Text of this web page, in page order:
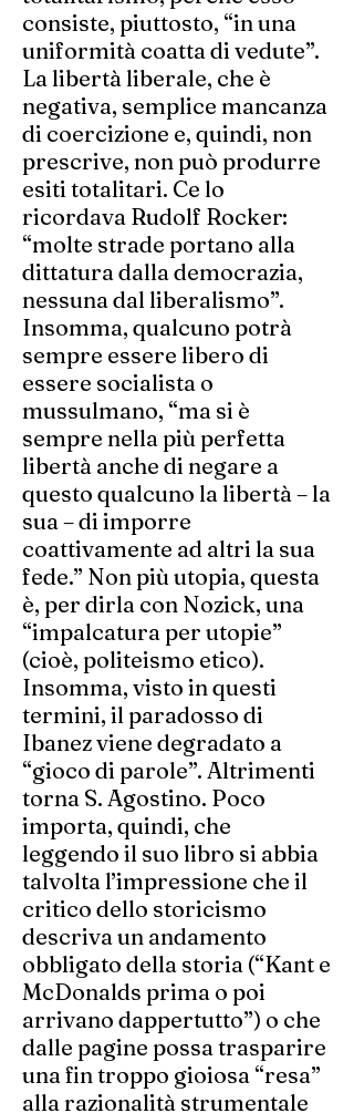
consiste, piuttosto, “in una
uniformità coatta di vedute”.
La libertà liberale, che è
negativa, semplice mancanza
di coercizione e, quindi, non
prescrive, non può produrre
esiti totalitari. Ce lo
ricordava Rudolf Rocker:
“molte strade portano alla
dittatura dalla democrazia,
nessuna dal liberalismo”.
Insomma, qualcuno potrà
sempre essere libero di
essere socialista o
mussulmano, “ma si è
sempre nella più perfetta
libertà anche di negare a
questo qualcuno la libertà – la
sua – di imporre
coattivamente ad altri la sua
fede.” Non più utopia, questa
è, per dirla con Nozick, una
“impalcatura per utopie”
(cioè, politeismo etico).
Insomma, visto in questi
termini, il paradosso di
Ibanez viene degradato a
“gioco di parole”. Altrimenti
torna S. Agostino. Poco
importa, quindi, che
leggendo il suo libro si abbia
talvolta l’impressione che il
critico dello storicismo
descriva un andamento
obbligato della storia (“Kant e
McDonalds prima o poi
arrivano dappertutto”) o che
dalle pagine possa trasparire
una fin troppo gioiosa “resa”
alla razionalità strumentale